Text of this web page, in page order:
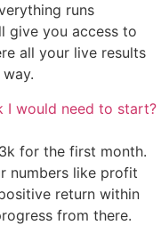
runs
give you access to
all your live results
I would need to start?
for the first month.
numbers like profit
return within
from there.